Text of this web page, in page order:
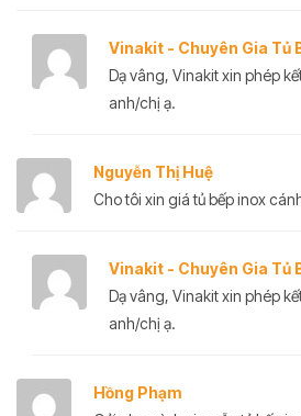
Vinakit - Chuyên Gia Tủ
Dạ vâng, Vinakit xin phép
anh/chị ạ.
Nguyễn Thị Huệ
Cho tôi xin giá tủ bếp inox
Vinakit - Chuyên Gia Tủ
Dạ vâng, Vinakit xin phép
anh/chị ạ.
Hồng Phạm